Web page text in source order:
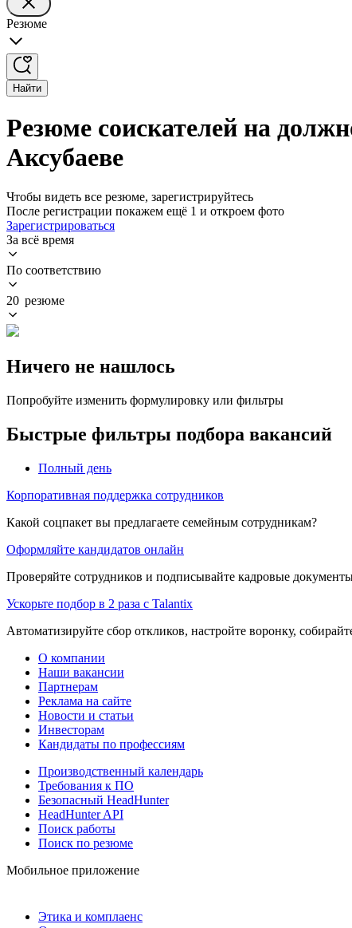
Резюме
Найти
Резюме соискателей на
Аксубаеве
Чтобы видеть все резюме, зарегистрируйтесь
После регистрации покажем ещё 1 и откроем фото
Зарегистрироваться
За всё время
По соответствию
20 резюме
Ничего не нашлось
Попробуйте изменить формулировку или фильтры
Быстрые фильтры подбора вакансий
Полный день
Корпоративная поддержка сотрудников
Какой соцпакет вы предлагаете семейным сотрудникам?
Оформляйте кандидатов онлайн
Проверяйте сотрудников и подписывайте кадровые
Ускорьте подбор в 2 раза с Talantix
Автоматизируйте сбор откликов, настройте воронку,
О компании
Наши вакансии
Партнерам
Реклама на сайте
Новости и статьи
Инвесторам
Кандидаты по профессиям
Производственный календарь
Требования к ПО
Безопасный HeadHunter
HeadHunter API
Поиск работы
Поиск по резюме
Мобильное приложение
Этика и комплаенс